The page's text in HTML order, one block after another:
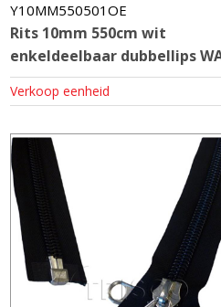
Y10MM550501OE
Rits 10mm 550cm wit
enkeldeelbaar dubbellips
Verkoop eenheid